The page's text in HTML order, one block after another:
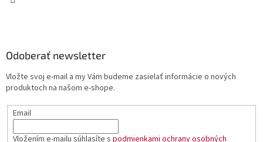
Odoberať newsletter
Vložte svoj e-mail a my Vám budeme zasielať informácie o nových
produktoch na našom e-shope.
Email
Vložením e-mailu súhlasíte s podmienkami ochrany osobných